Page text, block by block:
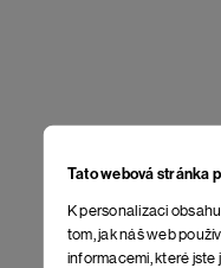
Tato webová stránka
K personalizaci
tom, jak náš web
informacemi, které jste